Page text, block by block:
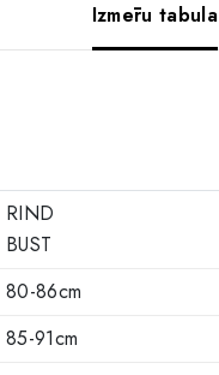
Izmēru tabula
RIND
BUST
80-86cm
85-91cm